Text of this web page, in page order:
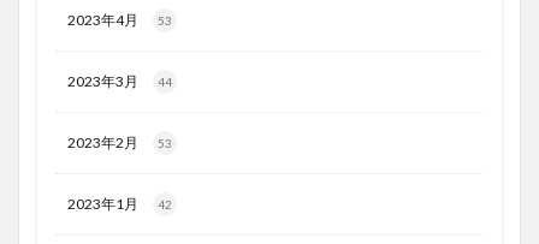
2023年4月 53
2023年3月 44
2023年2月 53
2023年1月 42